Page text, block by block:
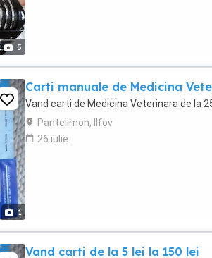
5
1
Carti manuale de Medicina
Vand carti de Medicina Veterinara de la
Pantelimon, Ilfov
26 iulie
Vand carti de la 5 lei la 150 lei